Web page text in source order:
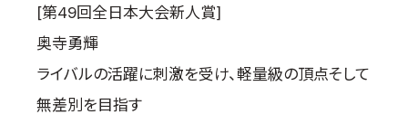
[第49回全日本大会新人賞]
奥寺勇輝
ライバルの活躍に刺激を受け、軽量級の頂点そして
無差別を目指す